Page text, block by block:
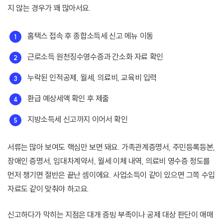
지 않는 경우가 꽤 많아서요.
홈택스 접속 후 종합소득세 신고 메뉴 이동
근로소득 원천징수영수증과 간소화 자료 확인
누락된 인적공제, 월세, 의료비, 교육비 입력
환급 예상세액 확인 후 제출
지방소득세 신고까지 이어서 확인
서류는 많아 보여도 핵심만 보면 돼요. 가족관계증명서, 주민등록등본,
장애인 증명서, 임대차계약서, 월세 이체 내역, 의료비 영수증 정도를
먼저 챙기면 절반은 끝난 셈이에요. 사업소득이 같이 있으면 그쪽 수입
자료도 같이 맞춰야 하고요.
신고하다가 막히는 지점은 대개 증빙 부족이나 공제 대상 판단이 애매